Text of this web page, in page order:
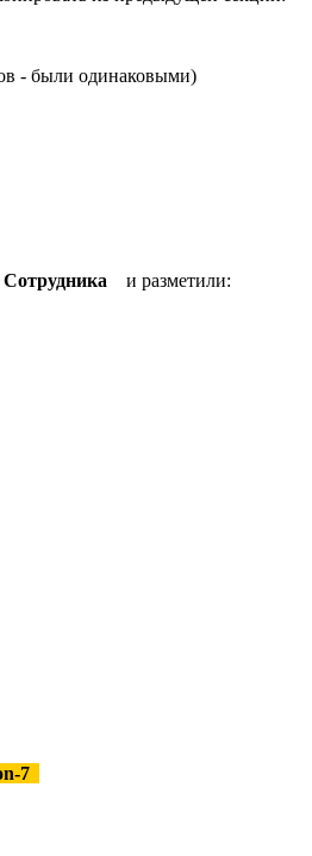
- были одинаковыми)
и разметили:
7